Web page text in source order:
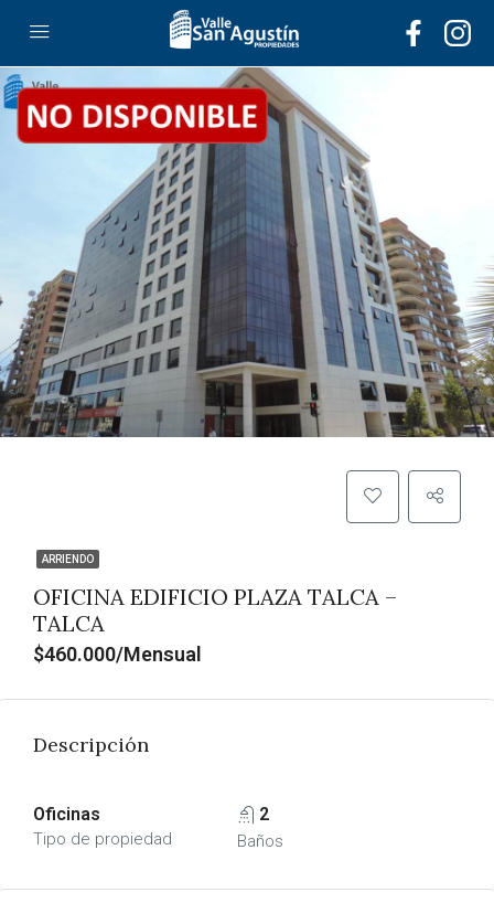
ARRIENDO
OFICINA EDIFICIO PLAZA TALCA –
TALCA
$460.000/Mensual
Descripción
Oficinas
Tipo de propiedad
2
Baños